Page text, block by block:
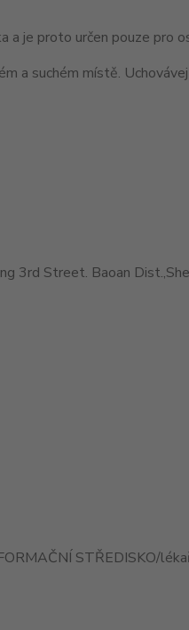
a je proto určen pouze pro
a suchém místě.
3rd Street. Baoan
STŘEDISKO/